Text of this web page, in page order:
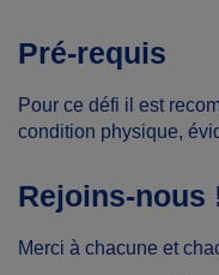
Pré-requis
Pour ce défi il est
condition physique,
Rejoins-nous
Merci à chacune et